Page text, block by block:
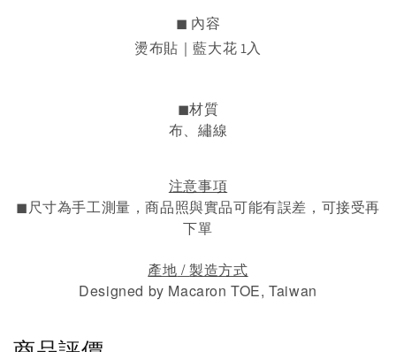
◼︎ 內容
燙布貼｜藍大花 1入
◼︎材質
布、繡線
注意事項
◼︎尺寸為手工測量，商品照與實品可能有誤差，可接受再
下單
產地 /製造方式
Designed by Macaron TOE, Taiwan